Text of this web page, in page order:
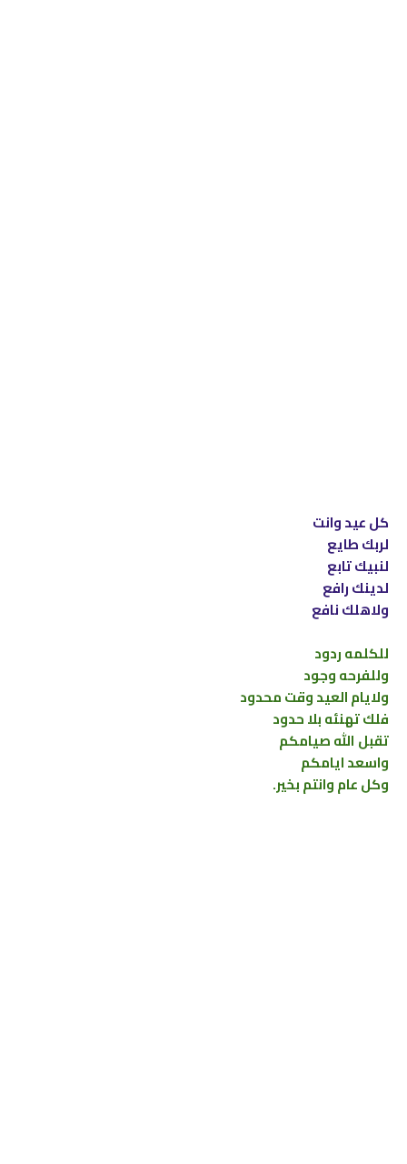
كل عيد وانت
لربك طايع
لنبيك تابع
لدينك رافع
ولاهلك نافع
للكلمه ردود
وللفرحه وجود
ولايام العيد وقت محدود
فلك تهنئه بلا حدود
تقبل الله صيامكم
واسعد ايامكم
وكل عام وانتم بخير.